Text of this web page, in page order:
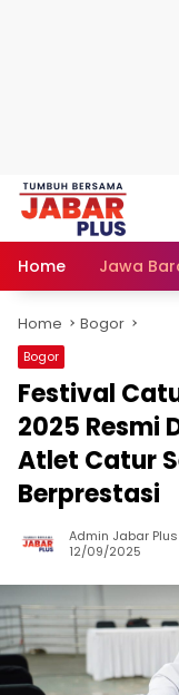
Skip
Home
Jawa
Home Bogor
Bogor
Festival
2025 Resmi
Atlet Catur
Berprestasi
Admin Jabar Plus
12/09/2025